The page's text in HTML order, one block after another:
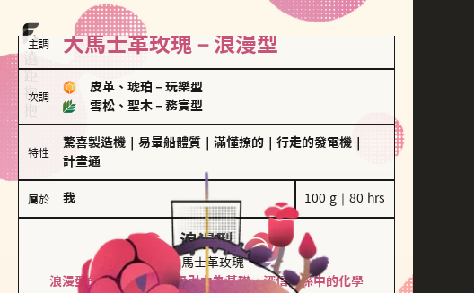
主調 大馬士革玫瑰－浪漫型
次調
皮革、琥珀 － 玩樂型
雪松、聖木 － 務實型
特性
驚喜製造機 易暈船體質 滿懂撩的 行走的發電機
計畫通
屬於 我 100 g｜80 hrs
浪漫型
大馬士革玫瑰
浪漫型的人以激情與性吸引力為基礎，深信關係中的化學